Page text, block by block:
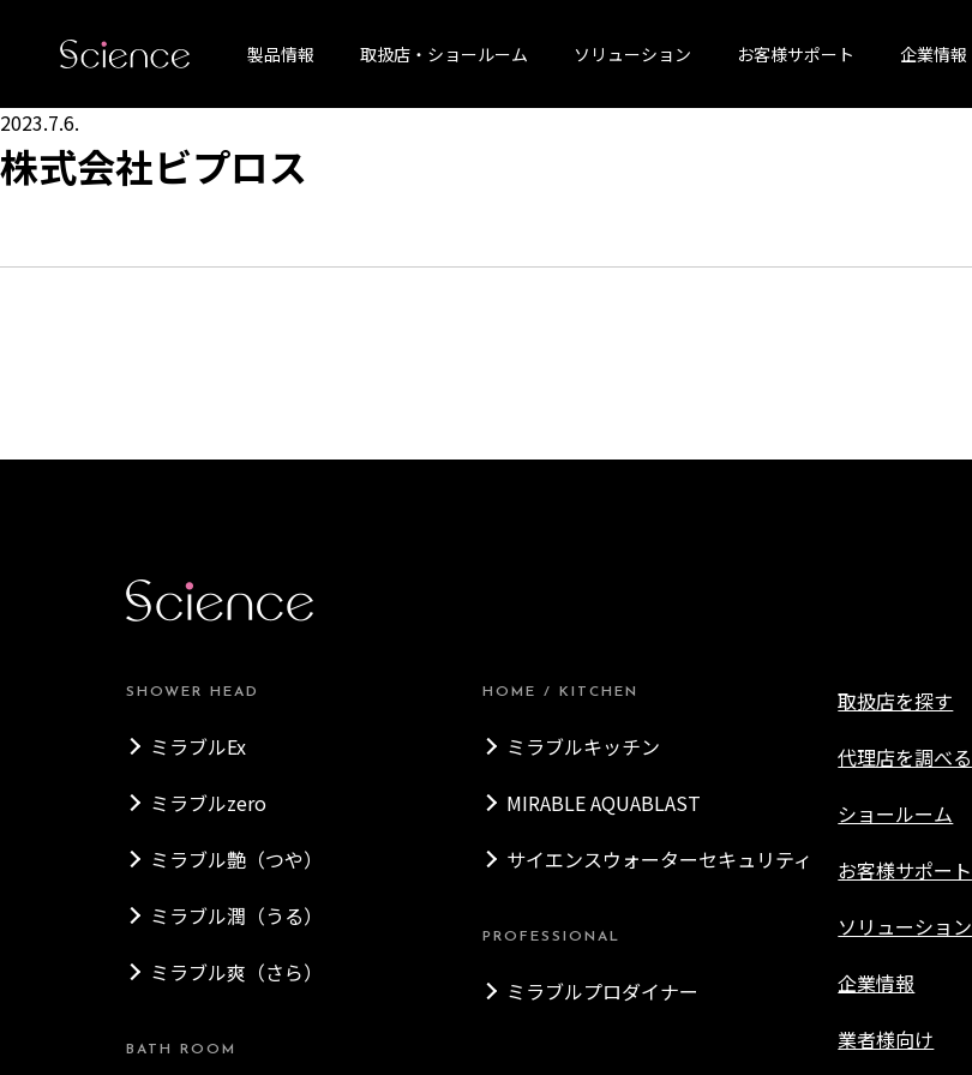
製品情報 取扱店・ショールーム ソリューション お客様サポート 企業情報
2023.7.6.
株式会社ビプロス
SHOWER HEAD
ミラブルEx
ミラブルzero
ミラブル艶（つや）
ミラブル潤（うる）
ミラブル爽（さら）
BATH ROOM
HOME / KITCHEN
ミラブルキッチン
MIRABLE AQUABLAST
サイエンスウォーターセキュリティ
PROFESSIONAL
ミラブルプロダイナー
取扱店を探す
代理店を調べる
ショールーム
お客様サポート
ソリューション
企業情報
業者様向け